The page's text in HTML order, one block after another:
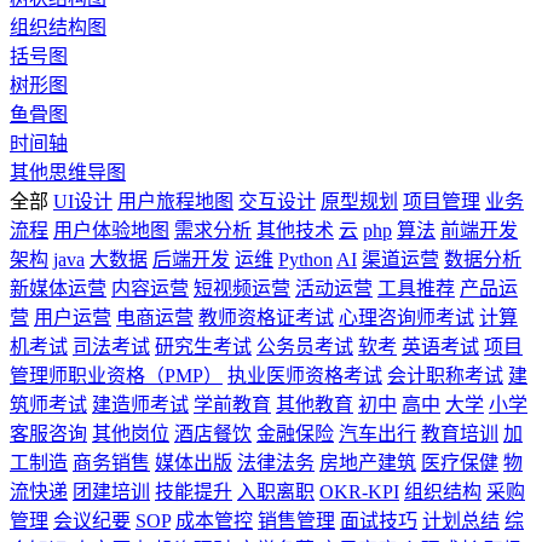
组织结构图
括号图
树形图
鱼骨图
时间轴
其他思维导图
全部 UI设计 用户旅程地图 交互设计 原型规划 项目管理 业务
流程 用户体验地图 需求分析 其他技术 云 php 算法 前端开发
架构 java 大数据 后端开发 运维 Python AI 渠道运营 数据分析
新媒体运营 内容运营 短视频运营 活动运营 工具推荐 产品运
营 用户运营 电商运营 教师资格证考试 心理咨询师考试 计算
机考试 司法考试 研究生考试 公务员考试 软考 英语考试 项目
管理师职业资格（PMP）
执业医师资格考试 会计职称考试 建
筑师考试 建造师考试 学前教育 其他教育 初中 高中 大学 小学
客服咨询 其他岗位 酒店餐饮 金融保险 汽车出行 教育培训
加
工制造 商务销售 媒体出版 法律法务 房地产建筑 医疗保健 物
流快递 团建培训 技能提升 入职离职 OKR-KPI 组织结构 采购
管理 会议纪要 SOP 成本管控 销售管理 面试技巧 计划总结 综